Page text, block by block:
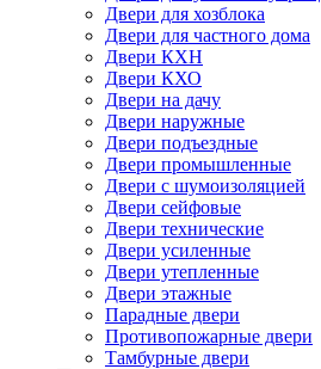
Двери для хозблока
Двери для частного дома
Двери КХН
Двери КХО
Двери на дачу
Двери наружные
Двери подъездные
Двери промышленные
Двери с шумоизоляцией
Двери сейфовые
Двери технические
Двери усиленные
Двери утепленные
Двери этажные
Парадные двери
Противопожарные двери
Тамбурные двери